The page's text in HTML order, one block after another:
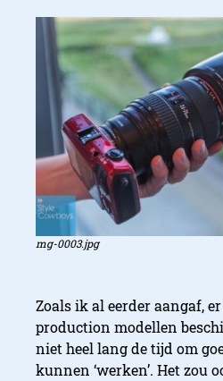
mg-0003.jpg
Zoals ik al eerder aangaf,
production modellen
niet heel lang de tijd om
kunnen ‘werken’. Het zou